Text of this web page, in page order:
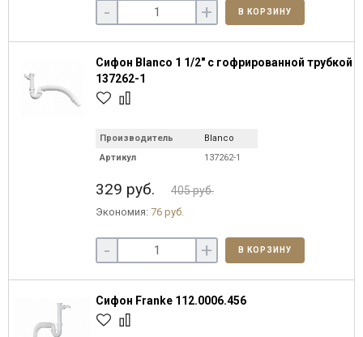
- + В КОРЗИНУ
Сифон Blanco 1 1/2" с гофрированной трубкой
137262-1
Производитель
Blanco
Артикул
137262-1
329 руб. 405 руб.
Экономия: 76 руб.
- + В КОРЗИНУ
Сифон Franke 112.0006.456